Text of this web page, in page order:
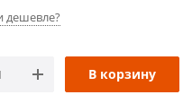
дешевле?
В корзину